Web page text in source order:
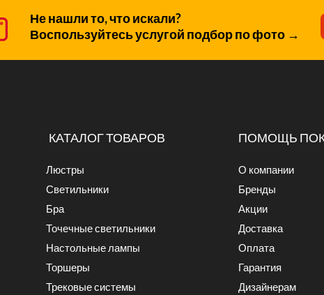
Не нашли то, что искали?
Воспользуйтесь услугой подбор по фото →
КАТАЛОГ ТОВАРОВ
Люстры
Светильники
Бра
Точечные светильники
Настольные лампы
Торшеры
Трековые системы
ПОМОЩЬ
О компании
Бренды
Акции
Доставка
Оплата
Гарантия
Дизайнерам